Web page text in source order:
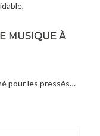
MUSIQUE À
pour les pressés…